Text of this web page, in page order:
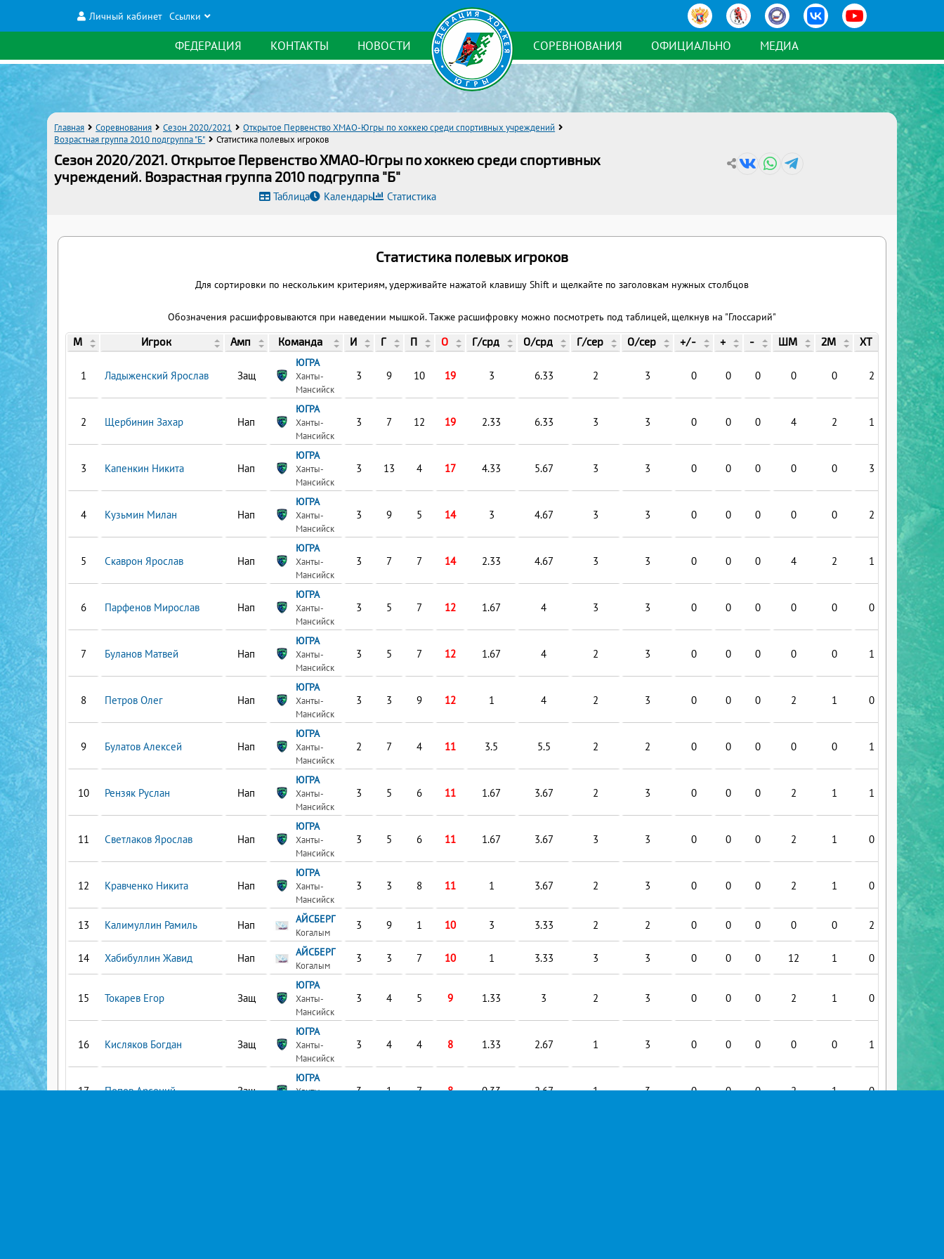
Личный кабинет Ссылки
ФЕДЕРАЦИЯ КОНТАКТЫ НОВОСТИ СОРЕВНОВАНИЯ ОФИЦИАЛЬНО МЕДИА
Главная Соревнования Сезон 2020/2021
Открытое Первенство ХМАО-Югры по хоккею среди спортивных учреждений
Возрастная группа 2010 подгруппа "Б"
Статистика полевых игроков
Сезон 2020/2021. Открытое Первенство ХМАО-Югры по хоккею среди спортивных
учреждений. Возрастная группа 2010 подгруппа "Б"
Таблица Календарь Статистика
Статистика полевых игроков
Для сортировки по нескольким критериям, удерживайте нажатой клавишу Shift и щелкайте по заголовкам нужных столбцов
Обозначения расшифровываются при наведении мышкой. Также расшифровку можно посмотреть под таблицей, щелкнув на "Глоссарий"
М
Игрок Амп Команда И Г П О Г/срд О/срд Г/сер О/сер +/- + - ШМ 2М ХТ ГБ
Ладыженский Ярослав Защ
ЮГРА
Ханты-
Мансийск
3 9 10 19 3 6.33 2 3 0 0 0 0 0 2 0
Щербинин Захар Нап
ЮГРА
Ханты-
Мансийск
3 7 12 19 2.33 6.33 3 3 0 0 0 4 2 1 2
Капенкин Никита Нап
ЮГРА
Ханты-
Мансийск
3 13 4 17 4.33 5.67 3 3 0 0 0 0 0 3
Кузьмин Милан Нап
ЮГРА
Ханты-
Мансийск
3 9 5 14 3 4.67 3 3 0 0 0 0 0 2 0
Скаврон Ярослав Нап
ЮГРА
Ханты-
Мансийск
3 7 7 14 2.33 4.67 3 3 0 0 0 4 2 1 0
Парфенов Мирослав Нап
ЮГРА
Ханты-
Мансийск
3 5 7 12 1.67 4 3 3 0 0 0 0 0 0 0
Буланов Матвей Нап
ЮГРА
Ханты-
Мансийск
3 5 7 12 1.67 4 2 3 0 0 0 0 0 1
Петров Олег Нап
ЮГРА
Ханты-
Мансийск
3 3 9 12 1 4 2 3 0 0 0 2 1 0 0
Булатов Алексей Нап
ЮГРА
Ханты-
Мансийск
2 7 4 11 3.5 5.5 2 2 0 0 0 0 0 1 0
Рензяк Руслан Нап
ЮГРА
Ханты-
Мансийск
3 5 6 11 1.67 3.67 2 3 0 0 0 2 1 1 0
Светлаков Ярослав Нап
ЮГРА
Ханты-
Мансийск
3 5 6 11 1.67 3.67 3 3 0 0 0 2 1 0 0
Кравченко Никита Нап
ЮГРА
Ханты-
Мансийск
3 3 8 11 1 3.67 2 3 0 0 0 2 1 0 0
Калимуллин Рамиль Нап АЙСБЕРГ
Когалым
3 9 1 10 3 3.33 2 2 0 0 0 0 0 2
Хабибуллин Жавид Нап АЙСБЕРГ
Когалым
3 3 7 10 1 3.33 3 3 0 0 0 12 1 0
Токарев Егор Защ
ЮГРА
Ханты-
Мансийск
3 4 5 9 1.33 3 2 3 0 0 0 2 1 0
Кисляков Богдан Защ
ЮГРА
Ханты-
Мансийск
3 4 4 8 1.33 2.67 1 3 0 0 0 0 0 1
Попов Арсений Защ
ЮГРА
Ханты-
3 1 7 8 0.33 2.67 1 3 0 0 0 2 1 0 0